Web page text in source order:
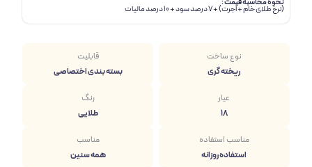
نحوه محاسبه قیمت :
(نرخ طلای خام + اجرت) + 7 درصد سود + 10 درصد مالیات
نوع ساخت
ریخته گری
قابلیت
بسته بندی اختصاصی
عیار
18
رنگ
طلایی
مناسب استفاده
استفاده روزانه
مناسب
همه سنین